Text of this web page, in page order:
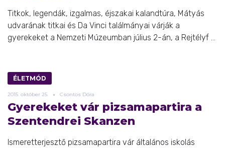
Titkok, legendák, izgalmas, éjszakai kalandtúra, Mátyás
udvarának titkai és Da Vinci találmányai várják a
gyerekeket a Nemzeti Múzeumban július 2-án, a Rejtélyf ...
ÉLETMÓD
2015. október 25. Csontos Dóra
Gyerekeket vár pizsamapartira a
Szentendrei Skanzen
Ismeretterjesztő pizsamapartira vár általános iskolás